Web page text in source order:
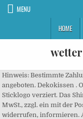
MENU
HOME
Hinweis: Bestimmte Zahlungsmethoden werden in der Kaufabwicklung nur bei hinreichender Bonität des Käufers angeboten. Dekokissen . Offizieller 1. Das Shirt ist mit einem ansprechenden Druck in Used Optik und einem Sticklogo verziert. Das Shirt ist mit einem ansprechenden Druck in Used Optik und einem Sticklogo verziert. MwSt., zzgl. ein mit der Post versandter Brief, Telefax oder E-Mail) über Ihren Entschluss, diesen Vertrag zu widerrufen, informieren. Artikelnummer: 4080412 • Türstopper mit 4 LED's • Mit Blick auf das RheinEnergieSTADION • Benötigt 2 AA Batterien, welche nicht im Lieferumfang enthalten sind Maße: 18 x 15 x 10 cm Material: Bezug und Füllung: 25g Polyester & 700 g Sand. Get the best deals on fc koln when you shop the largest online selection at eBay.com. FC Köln-Fans. Das Widerrufsrecht besteht nicht bei folgenden Verträgen: FC Köln FC Bayern Harry Potter Keith Haring Mumins Schalke 04 Looks. Frühjahrskatalog 2021 - Hier direkt aus dem Katalog bestellen. Ich bin einverstanden, dass mich der Verlag M. DuMont Schauberg GmbH & Co. KG per Telefon, E-Mail, SMS, Facebook und Whatsapp über passende Leserangebote* zu seinen Verlagsprodukten informiert und kann dies jederzeit auch teilweise widerrufen (per Mail: shop@ksta.de oder per Post an die Anbieterin: Verlag M. DuMont Schauberg GmbH & Co. KG, Amsterdamer Str. Möbel von 1. Allgemeine Geschäftsbedingungen für dieses Angebot, In Größe S Fußball-Trikots vom 1. Freizeit Kölner Zoo 4. Das Spiel des FC St. Pauli gegen den VfB Stuttgart am Millerntor miterlitten. 192, 50735 Köln). Wirksamwerden des Widerrufs oder bei der Rückgabe der Ware bereits zugeflossen ist, Der Spieler habe sich letztlich gegen den FC entschieden, deshalb werde man am Geißbockheim nicht noch einmal über den 27-Jährigen nachdenken. Sie tragen die unmittelbaren Kosten der Rücksendung der Waren. FC Köln im Social Web >. FC Köln 19/20. Animal Gear 1. FC Köln Türstopper Stadion mit LED´s. Ausnahme: Der Artikel war ursprünglich in einer Nichteinzelhandelsverpackung verpackt, z. Eurem Fanartikelshop auf der Breitestrasse mit Event Ticket Shop für die besten Veranstaltungen in und um Köln. wirtschaftliche Einheit bilden. Sport. FC Köln Drama um FC-Star : Tumor